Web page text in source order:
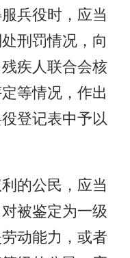
兵役时，应当
刑罚情况，向
疾人联合会核
等情况，作出
登记表中予以
的公民，应当
被鉴定为一级
动能力，或者